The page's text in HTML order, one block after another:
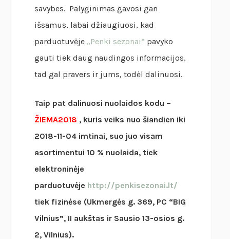
savybes. Palyginimas gavosi gan
išsamus, labai džiaugiuosi, kad
parduotuvėje „Penki sezonai“ pavyko
gauti tiek daug naudingos informacijos,
tad gal pravers ir jums, todėl dalinuosi.
Taip pat dalinuosi nuolaidos kodu –
ŽIEMA2018 , kuris veiks nuo šiandien iki
2018-11-04 imtinai, suo juo visam
asortimentui 10 % nuolaida, tiek
elektroninėje
parduotuvėje http://penkisezonai.lt/
tiek fizinėse (Ukmergės g. 369, PC “BIG
Vilnius”, II aukštas ir Sausio 13-osios g.
2, Vilnius).